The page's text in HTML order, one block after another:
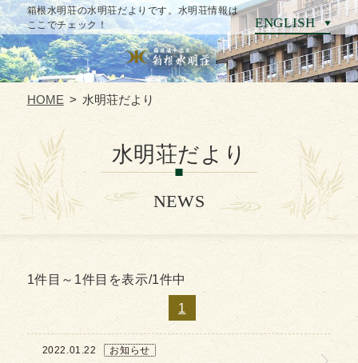
箱根水明荘の水明荘だよりです。水明荘情報は
ここでチェック！
ENGLISH
HOME 水明荘だより
水明荘だより
NEWS
1件目～1件目を表示/1件中
1
2022.01.22 お知らせ
CLOSE
HOME
温泉
お料理
客室
別館シングルルーム POSADA